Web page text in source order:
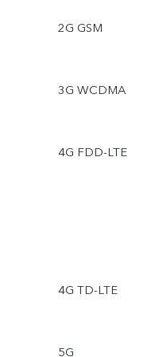
2G GSM
3G WCDMA
4G FDD-LTE
4G TD-LTE
5G